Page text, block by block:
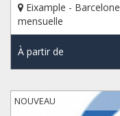
Eixample - Barcelone
mensuelle
À partir de
NOUVEAU